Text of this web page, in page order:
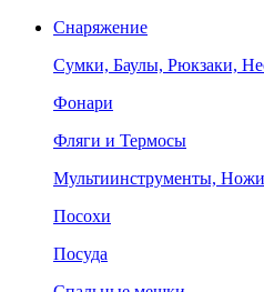
Снаряжение
Сумки, Баулы, Рюкзаки,
Фонари
Фляги и Термосы
Мультиинструменты, Ножи
Посохи
Посуда